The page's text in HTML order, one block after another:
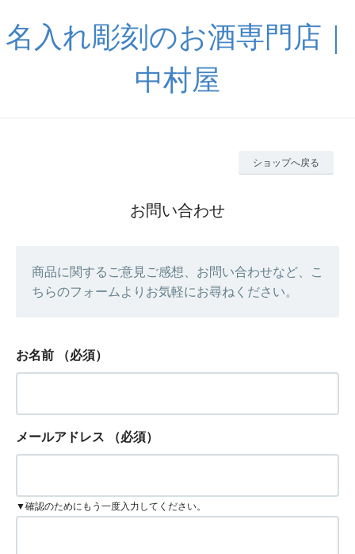
名入れ彫刻のお酒専門店｜
中村屋
ショップへ戻る
お問い合わせ
商品に関するご意見ご感想、お問い合わせなど、こ
ちらのフォームよりお気軽にお尋ねください。
お名前 （必須）
メールアドレス （必須）
▼確認のためにもう一度入力してください。